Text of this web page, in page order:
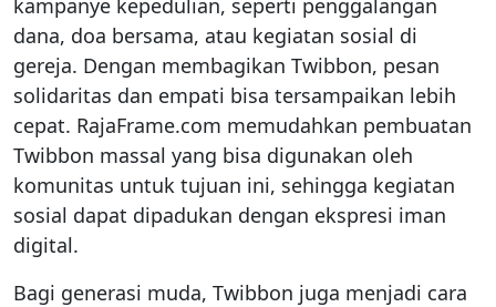
dana, doa bersama, atau kegiatan sosial di
gereja. Dengan membagikan Twibbon, pesan
solidaritas dan empati bisa tersampaikan lebih
cepat. RajaFrame.com memudahkan pembuatan
Twibbon massal yang bisa digunakan oleh
komunitas untuk tujuan ini, sehingga kegiatan
sosial dapat dipadukan dengan ekspresi iman
digital.
Bagi generasi muda, Twibbon juga menjadi cara